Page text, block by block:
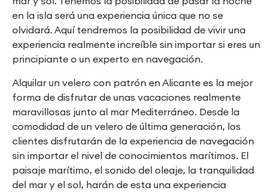
en la isla será una experiencia única que no se
olvidará. Aquí tendremos la posibilidad de vivir una
experiencia realmente increíble sin importar si eres un
principiante o un experto en navegación.
Alquilar un velero con patrón en Alicante es la mejor
forma de disfrutar de unas vacaciones realmente
maravillosas junto al mar Mediterráneo. Desde la
comodidad de un velero de última generación, los
clientes disfrutarán de la experiencia de navegación
sin importar el nivel de conocimientos marítimos. El
paisaje marítimo, el sonido del oleaje, la tranquilidad
del mar y el sol, harán de esta una experiencia